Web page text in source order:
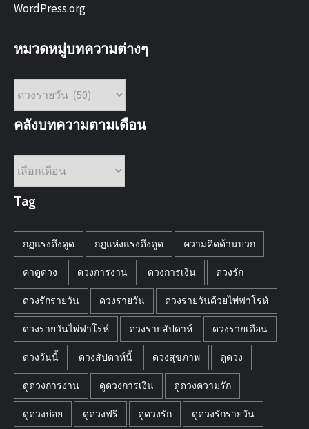
WordPress.org
หมวดหมู่บทความต่างๆ
บทความ
คลังบทความตามเดือน
คลัง
ตาม
เดือน
Tag
กฏแรงดึงดูด กฏแห่งแรงดึงดูด ความคิดด้านบวก
ค่าดูดวง ดวงการงาน ดวงการเงิน ดวงรัก
ดวงรักรายวัน ดวงรายวัน ดวงรายวันด้วยไพ่ฟาโรห์
ดวงรายวันไพ่ฟาโรห์ ดวงรายสัปดาห์ ดวงรายเดือน
ดวงวันนี้ ดวงสัปดาห์นี้ ดวงสุขภาพ ดูดวง
ดูดวงการงาน ดูดวงการเงิน ดูดวงความรัก
ดูดวงบ่อย ดูดวงฟรี ดูดวงรัก ดูดวงรักรายวัน